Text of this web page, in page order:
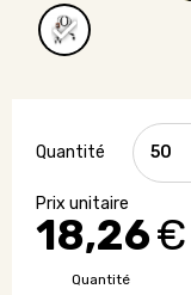
18,26€
quantité
de
Câble
charge
avec
Quantité